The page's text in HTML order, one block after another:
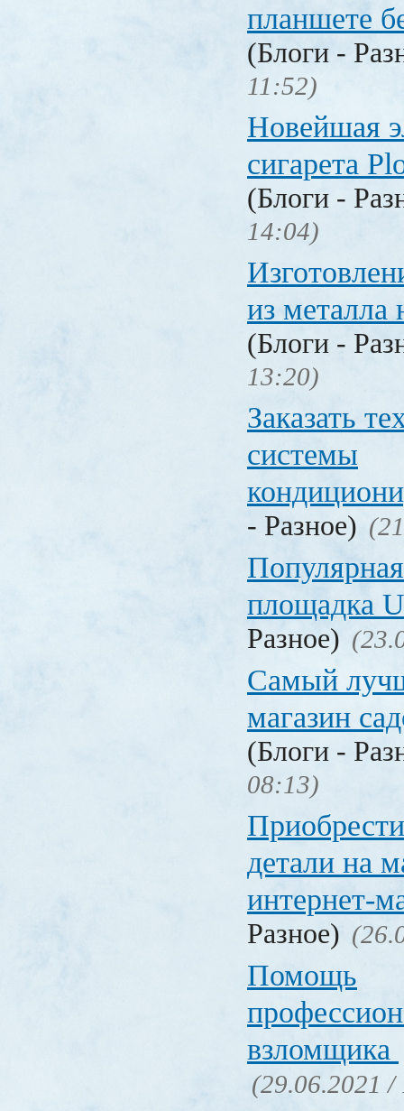
планшете
(Блоги -
11:52)
Новейшая
сигарета
(Блоги -
14:04)
из
(Блоги -
13:20)
Заказать
системы
- Разное)
площадка
Разное)
Самый
магазин
(Блоги -
08:13)
детали на
интернет-
Разное)
Помощь
взломщика
(29.06.2021 /